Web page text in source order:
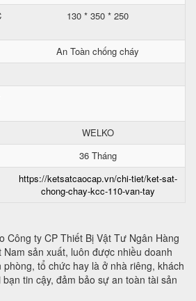
130 * 350 * 250
An Toàn chống cháy
WELKO
36 Tháng
https://ketsatcaocap.vn/chi-tiet/ket-sat-
chong-chay-kcc-110-van-tay
Công ty CP Thiết Bị Vật Tư Ngân Hàng
Nam sản xuất, luôn được nhiều doanh
phòng, tổ chức hay là ở nhà riêng, khách
tin cậy, đảm bảo sự an toàn tài sản